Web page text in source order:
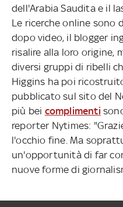
dell'Arabia Saudita e il
Le ricerche online sono
dopo video, il blogger
risalire alla loro origine,
diversi gruppi di ribelli
Higgins ha poi
pubblicato sul sito del
più bei complimenti
reporter Nytimes:
l'occhio fine. Ma
un'opportunità di far
nuove forme di